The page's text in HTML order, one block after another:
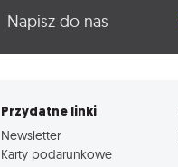
Napisz do nas
Przydatne linki
Newsletter
Karty podarunkowe